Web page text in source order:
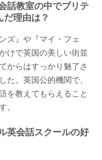
話教室の中でブリテ
だ理由は？
ズ』や『マイ・フェ
けで英国の美しい街並
からはすっかり魅了さ
た。英国公的機関で、
を教えてもらえること
。
英会話スクールの好